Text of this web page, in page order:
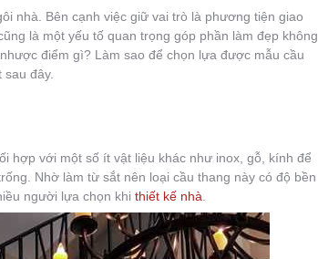
nhà. Bên cạnh việc giữ vai trò là phương tiện giao
là một yếu tố quan trọng góp phần làm đẹp không
điểm gì? Làm sao để chọn lựa được mẫu cầu
đây.
hợp với một số ít vật liệu khác như inox, gỗ, kính để
Nhờ làm từ sắt nên loại cầu thang này có độ bền
người lựa chọn khi thiết kế nhà